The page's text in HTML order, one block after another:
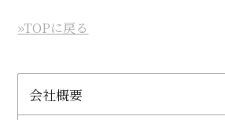
»TOPに戻る
会社概要